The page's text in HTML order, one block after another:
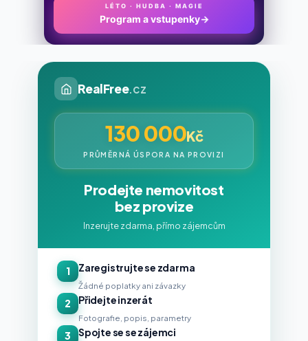
LÉTO · HUDBA · MAGIE
Program a vstupenky →
RealFree.cz
130 000Kč
PRŮMĚRNÁ ÚSPORA NA PROVIZI
Prodejte nemovitost
bez provize
Inzerujte zdarma, přímo zájemcům
1 Zaregistrujte se zdarma
Žádné poplatky ani závazky
2 Přidejte inzerát
Fotografie, popis, parametry
3 Spojte se se zájemci